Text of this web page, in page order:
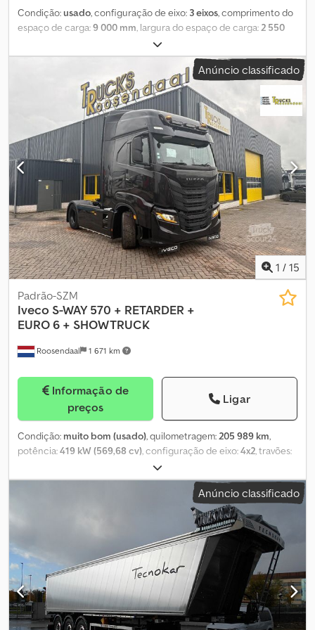
Condição:usado, configuração de eixo: 3 eixos, comprimento do
espaço de carga:9 000 mm , largura do espaço de carga: 2 550
2 000 mm
carga:45 m³, suspensão:ar, tamanho do pneu:385/65 r22,5, cor:
, SEMI-REBOQUE BASCULANTE TRASEIRO
TECNOKAR DELFINO SL 9000 NOVO EM ALUMÍNIO DISPONÍVEL
PARA ENTREGA IMEDIATA; DIMENSÕES DO ESPAÇO DE CARGA: C
9000 MM X L 2500 MM X A 2000 MM; DISTÂNCIA ENTRE EIXOS:
4650 MM; PNEUS: 385/65 R22,5; TRAVÕES DE DISCO; SUSPENSÃO
PNEUMÁTICA; PRIMEIRO EIXO ELEVÁVEL; Djdpfx Apohk Uzcjdjwa
TERCEIRO EIXO DIRECIONAL; CAPACIDADE DA CAÇAMBA: 45,5
METROS CÚBICOS; EBS; TOLDO ELÉTRICO COBRIR - DESCOBRIR;
SAPATAS DE APOIO JOST; SISTEMA HIDRÁULICO HALDEX;
Anúncio classificado
1 / 15
Roosendaal 1 671 km
Padrão-SZM
Iveco S-WAY 570 + RETARDER +
EURO 6 + SHOWTRUCK
Informação de
preços
Ligar
Condição: muito bom (usado), quilometragem:205 989 km,
potência:419 kW (569,68 cv), configuração de eixo:4x2, travões:
, cabina do condutor:
engrenagem:automático, Ano de fabrico:2024, Equipamento:
ABS, ar condicionado, bloqueio do diferencial, controlo de
velocidade de cruzeiro, espelho retrovisor elétrico, fecho
centralizado, frigorífico, regulação eléctrica dos vidros, =
Outras opções e acessórios = - Tanque de combustível em
alumínio - Bancos com ajuste elétrico = Mais informações = Ano
de fabricação: 2024 Cabine: simples Eixo dianteiro: Direcional Eixo
traseiro: Rodagem dupla Classe de emissão: Euro 6e Estado
técnico: muito bom Estado visual: muito bom Preço: Sob consulta
= Informações da empresa = Se tiver alguma dúvida ou sugestão,
Anúncio classificado